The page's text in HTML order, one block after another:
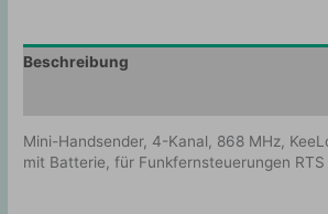
Beschreibung
Mini-Handsender, 4-Kanal, 868 MHz,
mit Batterie, für Funkfernsteuerungen RTS